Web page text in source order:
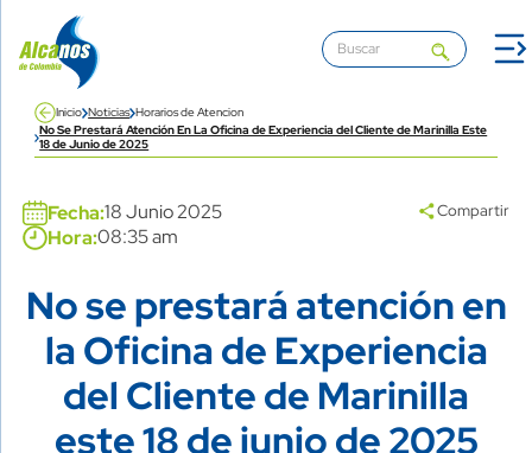
Pasar al contenido principal
Inicio Noticias Horarios de Atencion
No Se Prestará Atención En La Oficina de Experiencia del Cliente de Marinilla Este
18 de Junio de 2025
Fecha:18 Junio 2025
Hora:08:35 am
Compartir
Title
No se prestará atención en
la Oficina de Experiencia
del Cliente de Marinilla
este 18 de junio de 2025